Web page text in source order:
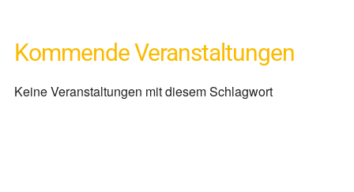
Kommende Veranstaltungen
Keine Veranstaltungen mit diesem Schlagwort